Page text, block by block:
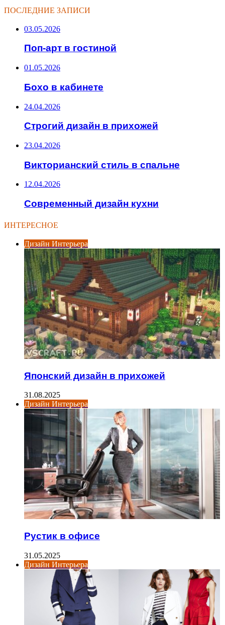
ПОСЛЕДНИЕ ЗАПИСИ
03.05.2026
Поп-арт в гостиной
01.05.2026
Бохо в кабинете
24.04.2026
Строгий дизайн в прихожей
23.04.2026
Викторианский стиль в спальне
12.04.2026
Современный дизайн кухни
ИНТЕРЕСНОЕ
Дизайн Интерьера
Японский дизайн в прихожей
31.08.2025
Дизайн Интерьера
Рустик в офисе
31.05.2025
Дизайн Интерьера